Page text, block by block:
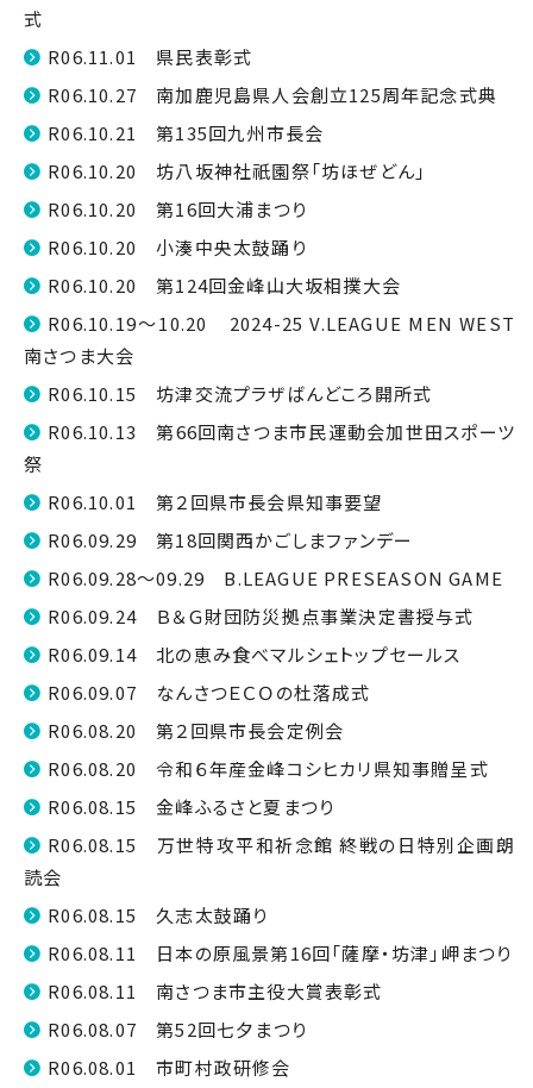
式
R06.11.01 県民表彰式
R06.10.27 南加鹿児島県人会創立125周年記念式典
R06.10.21 第135回九州市長会
R06.10.20 坊八坂神社祇園祭「坊ほぜどん」
R06.10.20 第16回大浦まつり
R06.10.20 小湊中央太鼓踊り
R06.10.20 第124回金峰山大坂相撲大会
R06.10.19～10.20 2024-25 V.LEAGUE MEN WEST
南さつま大会
R06.10.15 坊津交流プラザばんどころ開所式
R06.10.13 第66回南さつま市民運動会加世田スポーツ
祭
R06.10.01 第２回県市長会県知事要望
R06.09.29 第18回関西かごしまファンデー
R06.09.28～09.29 B.LEAGUE PRESEASON GAME
R06.09.24 Ｂ＆Ｇ財団防災拠点事業決定書授与式
R06.09.14 北の恵み食べマルシェトップセールス
R06.09.07 なんさつＥＣＯの杜落成式
R06.08.20 第２回県市長会定例会
R06.08.20 令和６年産金峰コシヒカリ県知事贈呈式
R06.08.15 金峰ふるさと夏まつり
R06.08.15 万世特攻平和祈念館 終戦の日特別企画朗
読会
R06.08.15 久志太鼓踊り
R06.08.11 日本の原風景第16回「薩摩・坊津」岬まつり
R06.08.11 南さつま市主役大賞表彰式
R06.08.07 第52回七夕まつり
R06.08.01 市町村政研修会